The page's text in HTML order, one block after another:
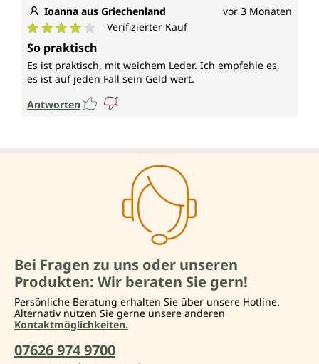
Ioanna aus Griechenland vor 3 Monaten
Durchschnittliche Bewertung von 4 von 5 Sternen
Verifizierter Kauf
So praktisch
Es ist praktisch, mit weichem Leder. Ich empfehle es,
es ist auf jeden Fall sein Geld wert.
Antworten
Bei Fragen zu uns oder unseren
Produkten: Wir beraten Sie gern!
Persönliche Beratung erhalten Sie über unsere Hotline.
Alternativ nutzen Sie gerne unsere anderen
Kontaktmöglichkeiten.
07626 974 9700